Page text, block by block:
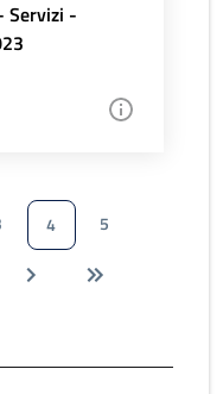
Servizi -
4
5